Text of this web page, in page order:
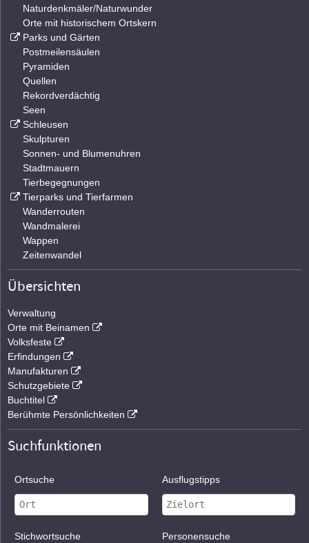
Naturdenkmäler/Naturwunder
Orte mit historischem Ortskern
Parks und Gärten
Postmeilensäulen
Pyramiden
Quellen
Rekordverdächtig
Seen
Schleusen
Skulpturen
Sonnen- und Blumenuhren
Stadtmauern
Tierbegegnungen
Tierparks und Tierfarmen
Wanderrouten
Wandmalerei
Wappen
Zeitenwandel
Übersichten
Verwaltung
Orte mit Beinamen
Volksfeste
Erfindungen
Manufakturen
Schutzgebiete
Buchtitel
Berühmte Persönlichkeiten
Suchfunktionen
Ortsuche Ausflugstipps
Stichwortsuche Personensuche